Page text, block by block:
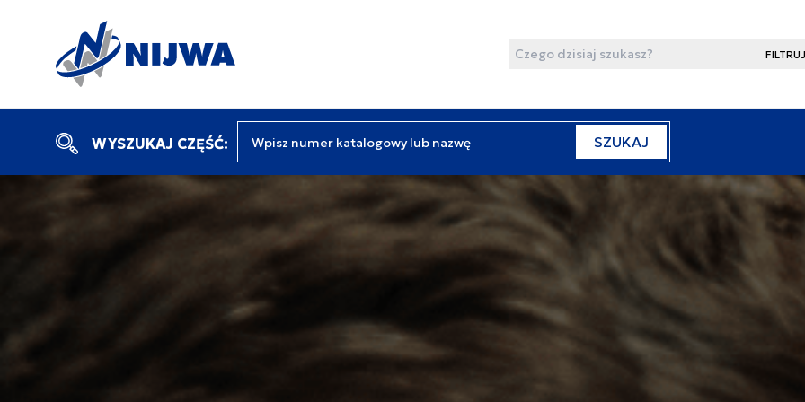
Wyszukaj
Filtruj
WYSZUKAJ CZĘŚĆ: SZUKAJ